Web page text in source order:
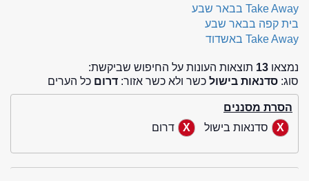
Take Away בבאר שבע
בית קפה בבאר שבע
Take Away באשדוד
נמצאו 13 תוצאות העונות על החיפוש שביקשת:
סוג: סדנאות בישול כשר ולא כשר אזור: דרום כל הערים
הסרת מסננים
סדנאות בישול
דרום